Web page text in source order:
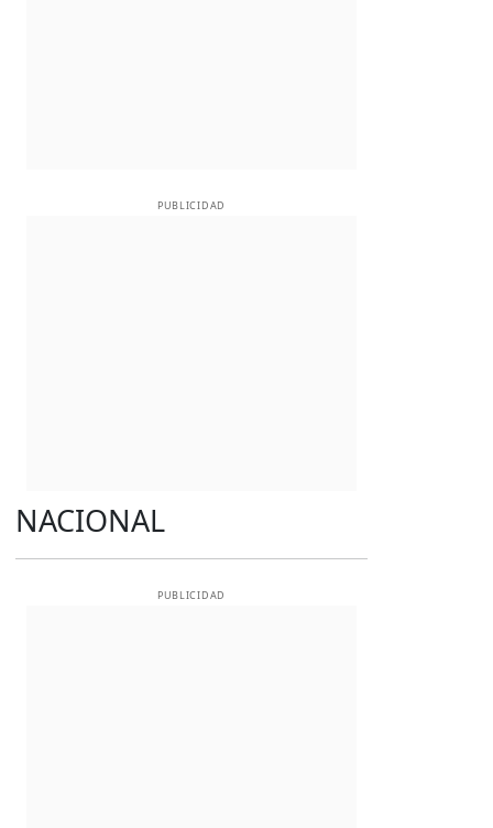
PUBLICIDAD
NACIONAL
PUBLICIDAD